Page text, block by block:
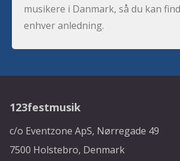
musikere i Danmark, så du kan
enhver anledning.
123festmusik
c/o Eventzone ApS, Nørregade 49
7500 Holstebro, Denmark